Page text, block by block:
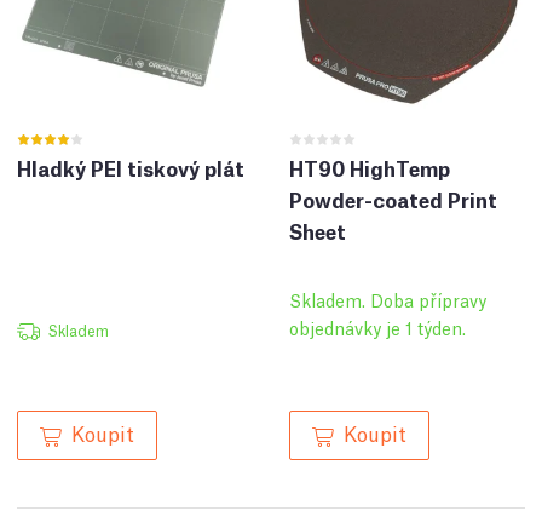
Hladký PEI tiskový plát
Skladem
Koupit
HT90 HighTemp
Powder-coated Print
Sheet
Skladem. Doba přípravy
objednávky je 1 týden.
Koupit